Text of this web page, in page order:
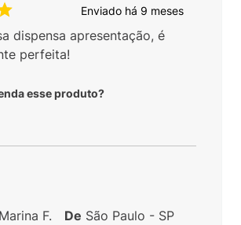
Enviado há 9 meses
dispensa apresentação, é
perfeita!
esse produto?
Marina F. De São Paulo - SP